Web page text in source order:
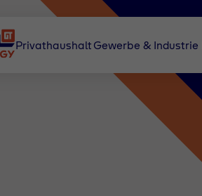
Privathaushalt Gewerbe & Industrie